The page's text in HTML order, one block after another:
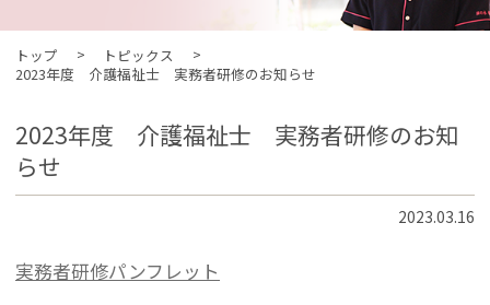
トップ
トピックス
2023年度 介護福祉士 実務者研修のお知らせ
2023年度 介護福祉士 実務者研修のお知
らせ
2023.03.16
実務者研修パンフレット